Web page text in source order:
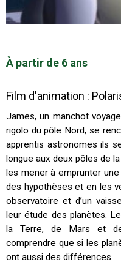
À partir de 6 ans
Film d'animation :
James, un manchot
rigolo du pôle Nord, se
apprentis astronomes ils
longue aux deux pôles de
les mener à emprunter
des hypothèses et en les
observatoire et d’un
leur étude des planètes.
la Terre, de Mars et
comprendre que si les
ont aussi des différences.